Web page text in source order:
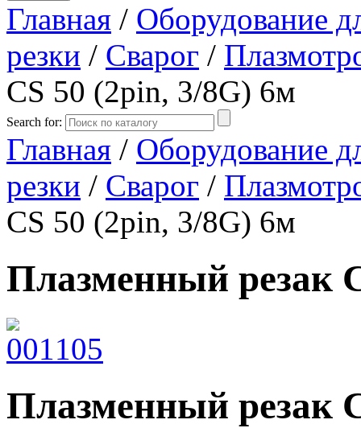
Главная / Оборудование
резки / Сварог /
CS 50 (2pin, 3/8G) 6м
Search for:
Главная / Оборудование
резки / Сварог /
CS 50 (2pin, 3/8G) 6м
Плазменный резак
Плазменный резак